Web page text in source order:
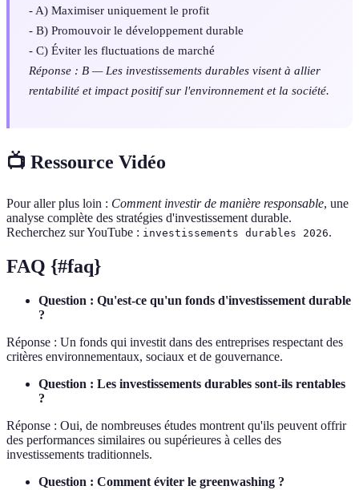
- A) Maximiser uniquement le profit
- B) Promouvoir le développement durable
- C) Éviter les fluctuations de marché
Réponse : B — Les investissements durables visent à allier
rentabilité et impact positif sur l'environnement et la société.
📺 Ressource Vidéo
Pour aller plus loin : Comment investir de manière responsable, une
analyse complète des stratégies d'investissement durable.
Recherchez sur YouTube : investissements durables 2026.
FAQ {#faq}
Question : Qu'est-ce qu'un fonds d'investissement durable
?
Réponse : Un fonds qui investit dans des entreprises respectant des
critères environnementaux, sociaux et de gouvernance.
Question : Les investissements durables sont-ils rentables
?
Réponse : Oui, de nombreuses études montrent qu'ils peuvent offrir
des performances similaires ou supérieures à celles des
investissements traditionnels.
Question : Comment éviter le greenwashing ?